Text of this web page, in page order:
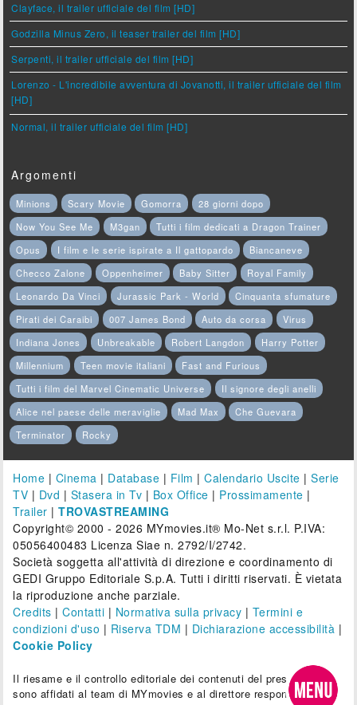
Clayface, il trailer ufficiale del film [HD]
Godzilla Minus Zero, il teaser trailer del film [HD]
Serpenti, il trailer ufficiale del film [HD]
Lorenzo - L'incredibile avventura di Jovanotti, il trailer ufficiale del film
[HD]
Normal, il trailer ufficiale del film [HD]
Argomenti
Minions Scary Movie Gomorra
28 giorni dopo
Now You See Me
M3gan
Tutti i film dedicati a Dragon Trainer
Opus
I film e le serie ispirate a Il gattopardo
Biancaneve
Checco Zalone
Oppenheimer Baby Sitter
Royal Family
Leonardo Da Vinci
Jurassic Park - World
Cinquanta sfumature
Pirati dei Caraibi
007 James Bond Auto da corsa
Virus
Indiana Jones
Unbreakable Robert Langdon
Harry Potter
Millennium
Teen movie italiani
Fast and Furious
Tutti i film del Marvel Cinematic Universe
Il signore degli anelli
Alice nel paese delle meraviglie
Mad Max
Che Guevara
Terminator
Rocky
Home | Cinema | Database | Film |Calendario Uscite |Serie
TV | Dvd | Stasera in Tv | Box Office | Prossimamente |
Trailer |TROVASTREAMING
Copyright© 2000 - 2026 MYmovies.it® Mo-Net s.r.l. P.IVA:
05056400483 Licenza Siae n. 2792/I/2742.
Società soggetta all'attività di direzione e coordinamento di
GEDI Gruppo Editoriale S.p.A. Tutti i diritti riservati. È vietata
la riproduzione anche parziale.
Credits |Contatti | Normativa sulla privacy | Termini e
condizioni d'uso | Riserva TDM | Dichiarazione accessibilità |
Cookie Policy
Il riesame e il controllo editoriale dei contenuti del presente sito
sono affidati al team di MYmovies e al direttore responsabile.